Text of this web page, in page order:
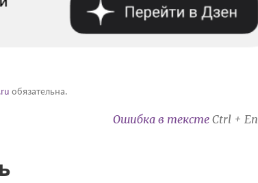
обязательна.
Ошибка в тексте Ctrl +